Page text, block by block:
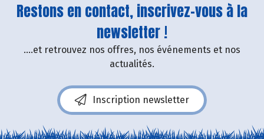
Restons en contact, inscrivez-vous à la
newsletter !
....et retrouvez nos offres, nos événements et nos
actualités.
Inscription newsletter